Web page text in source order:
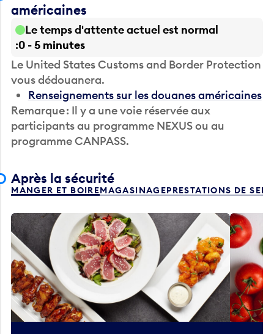
américaines
Le temps d'attente actuel est normal
0 - 5 minutes
Le United States Customs and Border Protection
vous dédouanera.
Renseignements sur les douanes américaines
Remarque : Il y a une voie réservée aux
participants au programme NEXUS ou au
programme CANPASS.
Après la sécurité
MANGER ET BOIREMAGASINAGEPRESTATIONS DE